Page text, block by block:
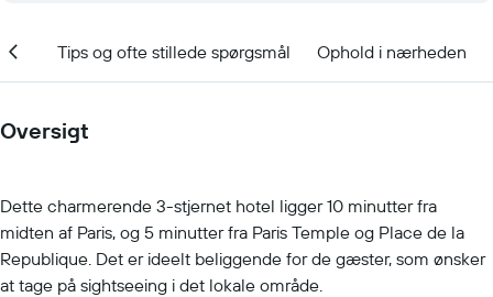
Tips og ofte stillede spørgsmål Ophold i nærheden
Oversigt
Dette charmerende 3-stjernet hotel ligger 10 minutter fra
midten af Paris, og 5 minutter fra Paris Temple og Place de la
Republique. Det er ideelt beliggende for de gæster, som ønsker
at tage på sightseeing i det lokale område.